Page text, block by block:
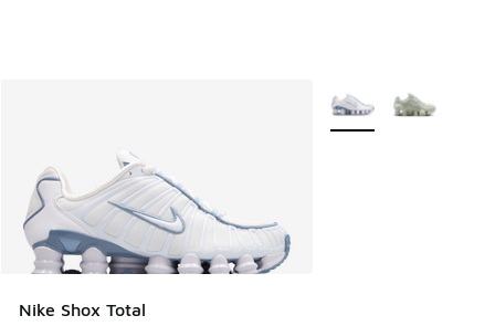
Nike Shox Total
Meer kleuren